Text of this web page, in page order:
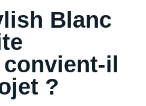
Blanc
il
?